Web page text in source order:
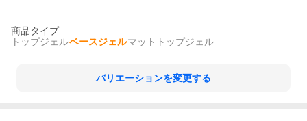
商品タイプ
トップジェルベースジェルマットトップジェル
バリエーションを変更する